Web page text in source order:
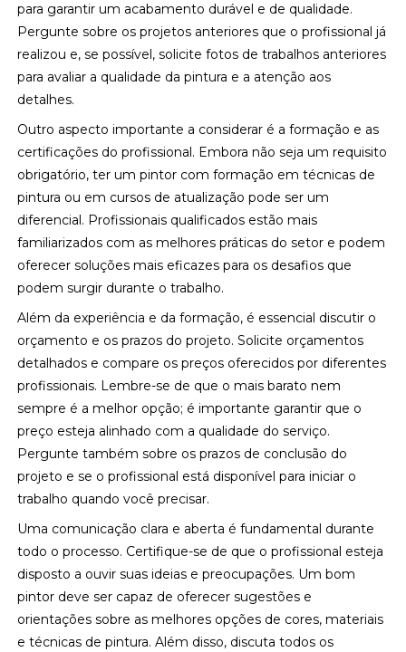
para garantir um acabamento durável e de qualidade.
Pergunte sobre os projetos anteriores que o profissional já
realizou e, se possível, solicite fotos de trabalhos anteriores
para avaliar a qualidade da pintura e a atenção aos
detalhes.
Outro aspecto importante a considerar é a formação e as
certificações do profissional. Embora não seja um requisito
obrigatório, ter um pintor com formação em técnicas de
pintura ou em cursos de atualização pode ser um
diferencial. Profissionais qualificados estão mais
familiarizados com as melhores práticas do setor e podem
oferecer soluções mais eficazes para os desafios que
podem surgir durante o trabalho.
Além da experiência e da formação, é essencial discutir o
orçamento e os prazos do projeto. Solicite orçamentos
detalhados e compare os preços oferecidos por diferentes
profissionais. Lembre-se de que o mais barato nem
sempre é a melhor opção; é importante garantir que o
preço esteja alinhado com a qualidade do serviço.
Pergunte também sobre os prazos de conclusão do
projeto e se o profissional está disponível para iniciar o
trabalho quando você precisar.
Uma comunicação clara e aberta é fundamental durante
todo o processo. Certifique-se de que o profissional esteja
disposto a ouvir suas ideias e preocupações. Um bom
pintor deve ser capaz de oferecer sugestões e
orientações sobre as melhores opções de cores, materiais
e técnicas de pintura. Além disso, discuta todos os